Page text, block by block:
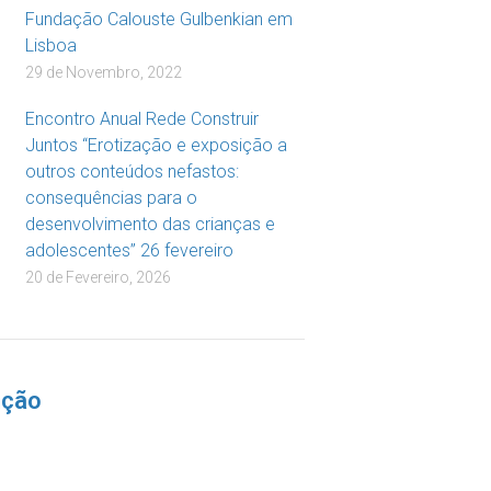
Fundação Calouste Gulbenkian em
Lisboa
29 de Novembro, 2022
Encontro Anual Rede Construir
Juntos “Erotização e exposição a
outros conteúdos nefastos:
consequências para o
desenvolvimento das crianças e
adolescentes” 26 fevereiro
20 de Fevereiro, 2026